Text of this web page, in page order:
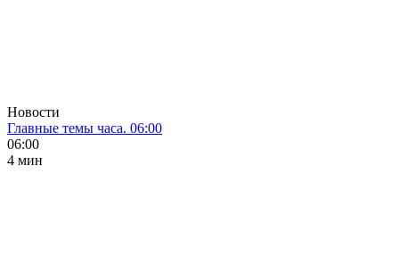
Новости
Главные темы часа. 06:00
06:00
4 мин